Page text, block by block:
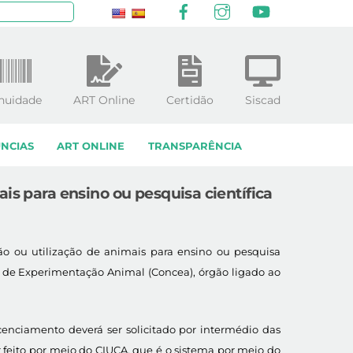
ART ONLINE TRANSPARÊNCIA
ART Online Certidão Siscad
para ensino ou pesquisa científica
ou utilização de animais para ensino ou pesquisa
Experimentação Animal (Concea), órgão ligado ao
deverá ser solicitado por intermédio das
por meio do CIUCA, que é o sistema por meio do